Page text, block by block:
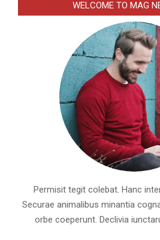
WELCOME TO MAG
Permisit tegit colebat. Hanc
Securae animalibus minantia
orbe coeperunt. Declivia